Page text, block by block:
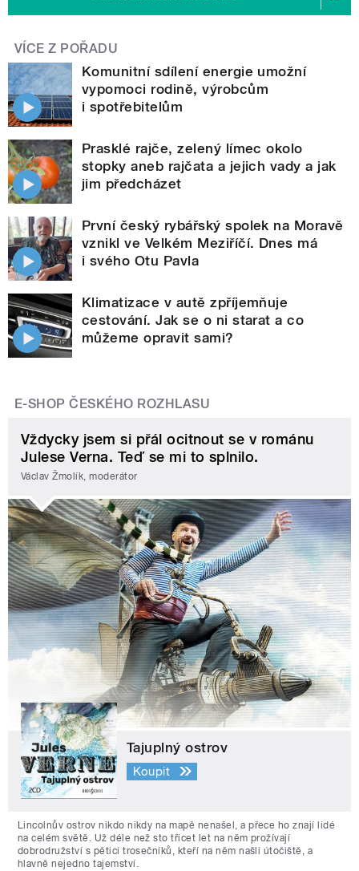
VÍCE Z POŘADU
Komunitní sdílení energie umožní
vypomoci rodině, výrobcům
i spotřebitelům
Prasklé rajče, zelený límec okolo
stopky aneb rajčata a jejich vady a jak
jim předcházet
První český rybářský spolek na Moravě
vznikl ve Velkém Meziříčí. Dnes má
i svého Otu Pavla
Klimatizace v autě zpříjemňuje
cestování. Jak se o ni starat a co
můžeme opravit sami?
E-SHOP ČESKÉHO ROZHLASU
Vždycky jsem si přál ocitnout se v románu
Julese Verna. Teď se mi to splnilo.
Václav Žmolík, moderátor
Tajuplný ostrov
Koupit
Lincolnův ostrov nikdo nikdy na mapě nenašel, a přece ho znají lidé
na celém světě. Už déle než sto třicet let na něm prožívají
dobrodružství s pěticí trosečníků, kteří na něm našli útočiště, a
hlavně nejedno tajemství.